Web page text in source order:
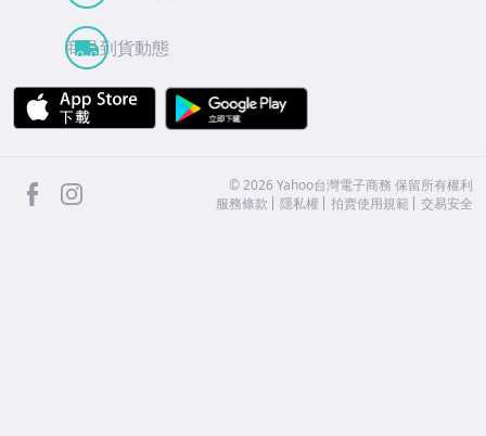
商品到貨動態
APP Store
facebook ©2026 Yahoo台灣電子商務 保留所有權利
服務條款
隱私權 拍賣使用規範 交易安全